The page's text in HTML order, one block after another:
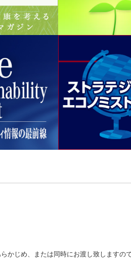
かじめ、または同時にお渡し致しますの